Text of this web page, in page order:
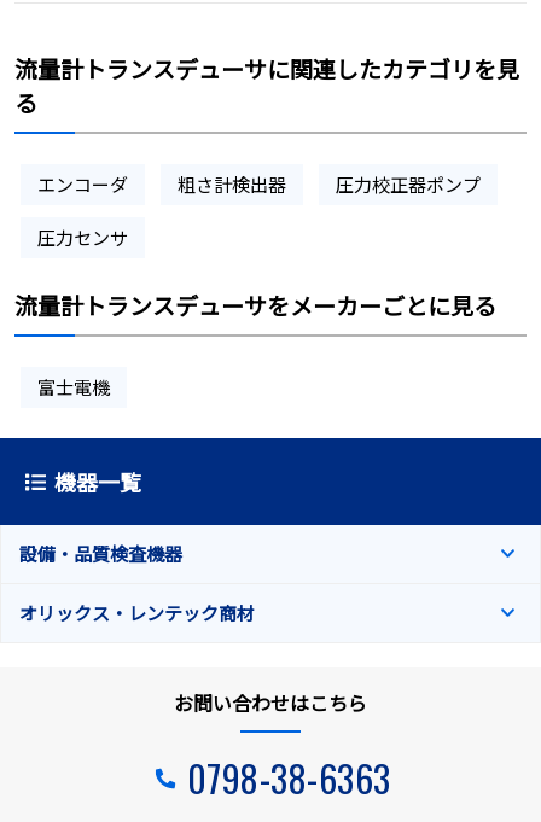
流量計トランスデューサに関連したカテゴリを見
る
エンコーダ 粗さ計検出器 圧力校正器ポンプ
圧力センサ
流量計トランスデューサをメーカーごとに見る
富士電機
機器一覧
設備・品質検査機器
オリックス・レンテック商材
お問い合わせはこちら
0798-38-6363